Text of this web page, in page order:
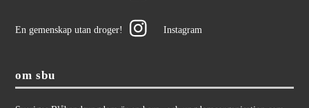
En gemenskap utan droger! Instagram
om sbu